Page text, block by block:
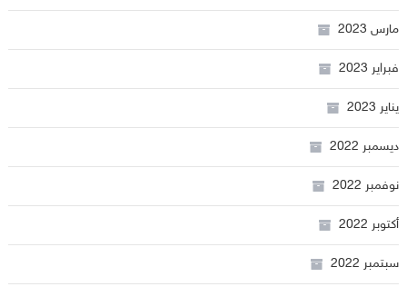
مارس 2023
فبراير 2023
يناير 2023
ديسمبر 2022
نوفمبر 2022
أكتوبر 2022
سبتمبر 2022